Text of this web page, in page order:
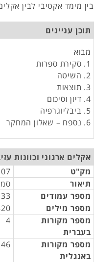
בין מימד אקטיבי לבין
תוכן עניינים
מבוא
1. סקירת ספרות
2. השיטה
3. תוצאות
4. דיון וסיכום
5. ביבליוגרפיה
6. נספח – שאלון המחקר
אקלים ארגוני וכוונות
מק"ט
תיאור
מספר עמודים
33
מספר מילים
מספר מקורות
בעברית
4
מספר מקורות
באנגלית
46